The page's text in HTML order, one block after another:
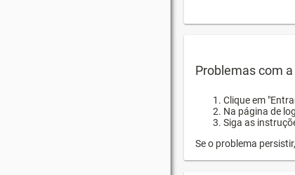
Problemas com
Clique em
Na página de
Siga as
Se o problema